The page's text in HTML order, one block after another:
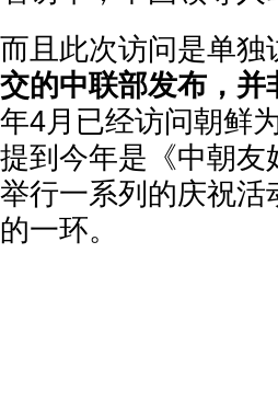
而且此次访问是单独
交的中联部发布，并
年4月已经访问朝鲜
提到今年是《中朝
举行一系列的庆祝
的一环。